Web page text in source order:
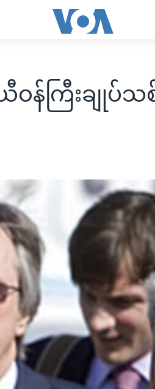
ဝန်ကြီးချုပ်သ